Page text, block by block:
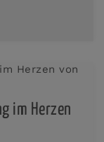
im Herzen